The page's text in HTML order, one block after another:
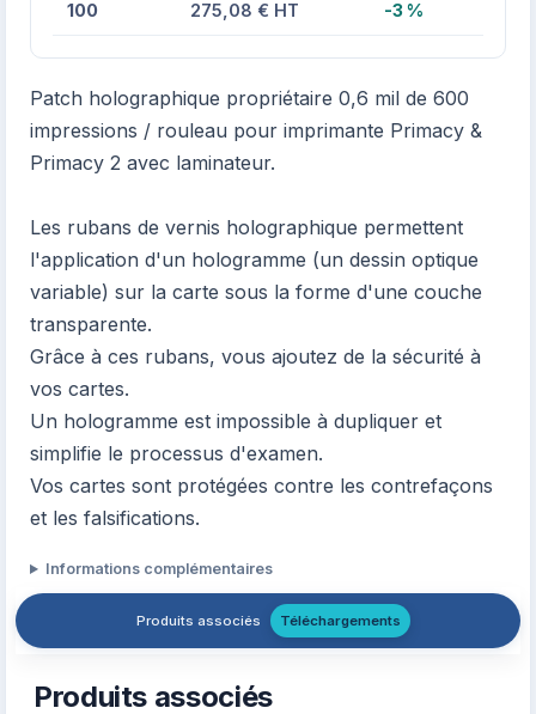
100 275,08 € HT -3 %
Patch holographique propriétaire 0,6 mil de 600
impressions / rouleau pour imprimante Primacy &
Primacy 2 avec laminateur.
Les rubans de vernis holographique permettent
l'application d'un hologramme (un dessin optique
variable) sur la carte sous la forme d'une couche
transparente.
Grâce à ces rubans, vous ajoutez de la sécurité à
vos cartes.
Un hologramme est impossible à dupliquer et
simplifie le processus d'examen.
Vos cartes sont protégées contre les contrefaçons
et les falsifications.
Informations complémentaires
Produits associés Téléchargements
Produits associés